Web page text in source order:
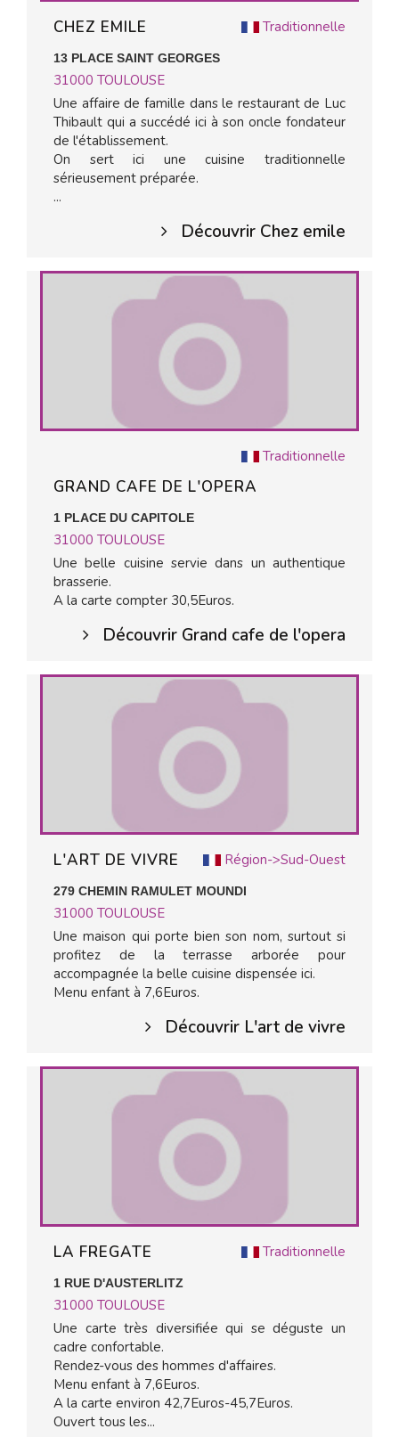
Traditionnelle
CHEZ EMILE
13 PLACE SAINT GEORGES
31000 TOULOUSE
Une affaire de famille dans le restaurant de Luc
Thibault qui a succédé ici à son oncle fondateur
de l'établissement.
On sert ici une cuisine traditionnelle
sérieusement préparée.
...
Découvrir Chez emile
Traditionnelle
GRAND CAFE DE L'OPERA
1 PLACE DU CAPITOLE
31000 TOULOUSE
Une belle cuisine servie dans un authentique
brasserie.
A la carte compter 30,5Euros.
Découvrir Grand cafe de l'opera
Région->Sud-Ouest
L'ART DE VIVRE
279 CHEMIN RAMULET MOUNDI
31000 TOULOUSE
Une maison qui porte bien son nom, surtout si
profitez de la terrasse arborée pour
accompagnée la belle cuisine dispensée ici.
Menu enfant à 7,6Euros.
Découvrir L'art de vivre
Traditionnelle
LA FREGATE
1 RUE D'AUSTERLITZ
31000 TOULOUSE
Une carte très diversifiée qui se déguste un
cadre confortable.
Rendez-vous des hommes d'affaires.
Menu enfant à 7,6Euros.
A la carte environ 42,7Euros-45,7Euros.
Ouvert tous les...